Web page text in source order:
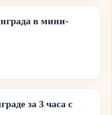
в мини-
за 3 часа с